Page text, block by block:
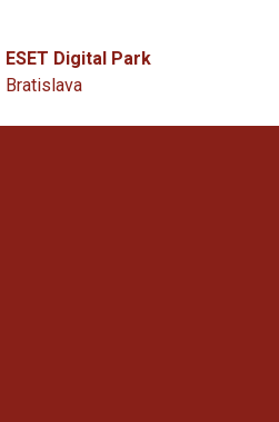
ESET Digital Park
Bratislava